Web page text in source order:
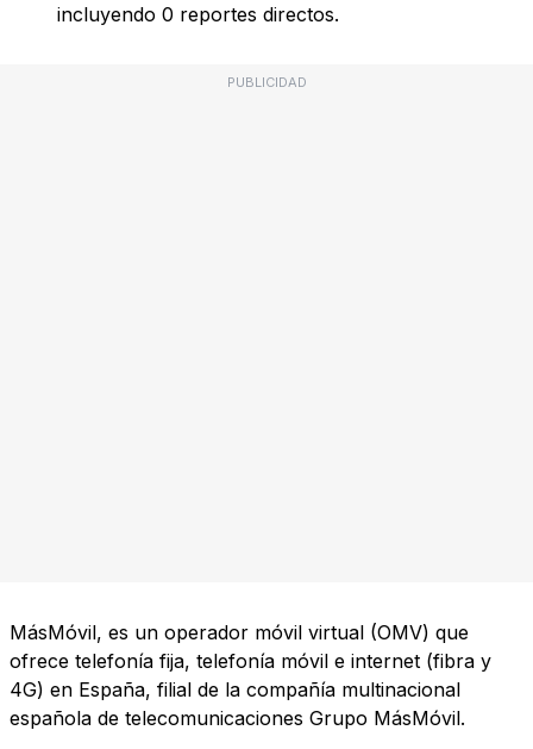
incluyendo 0 reportes directos.
PUBLICIDAD
MásMóvil, es un operador móvil virtual (OMV) que
ofrece telefonía fija, telefonía móvil e internet (fibra y
4G) en España, filial de la compañía multinacional
española de telecomunicaciones Grupo MásMóvil.